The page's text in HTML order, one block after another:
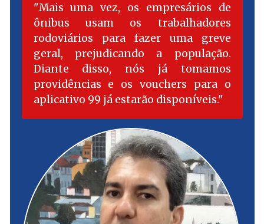
Mais uma vez, os empresários de
ônibus usam os trabalhadores
rodoviários para fazer uma greve
geral, prejudicando a população.
Diante disso, nós já tomamos
providências e os vouchers para o
aplicativo 99 já estarão disponíveis.